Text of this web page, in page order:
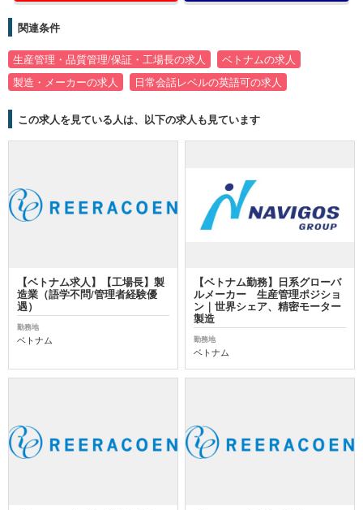
関連条件
生産管理・品質管理/保証・工場長の求人
ベトナムの求人
製造・メーカーの求人
日常会話レベルの英語可の求人
この求人を見ている人は、以下の求人も見ています
【ベトナム求人】【工場長】製
造業（語学不問/管理者経験優
遇）
勤務地
ベトナム
【ベトナム勤務】日系グローバ
ルメーカー 生産管理ポジショ
ン｜世界シェア、精密モーター
製造
勤務地
ベトナム